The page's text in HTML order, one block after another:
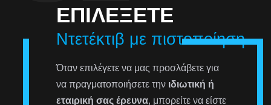
ΕΠΙΛΈΞΕΤΕ
Ντετέκτιβ με πιστοποίηση
Όταν επιλέγετε να μας προσλάβετε για
να πραγματοποιήσετε την ιδιωτική ή
εταιρική σας έρευνα, μπορείτε να είστε